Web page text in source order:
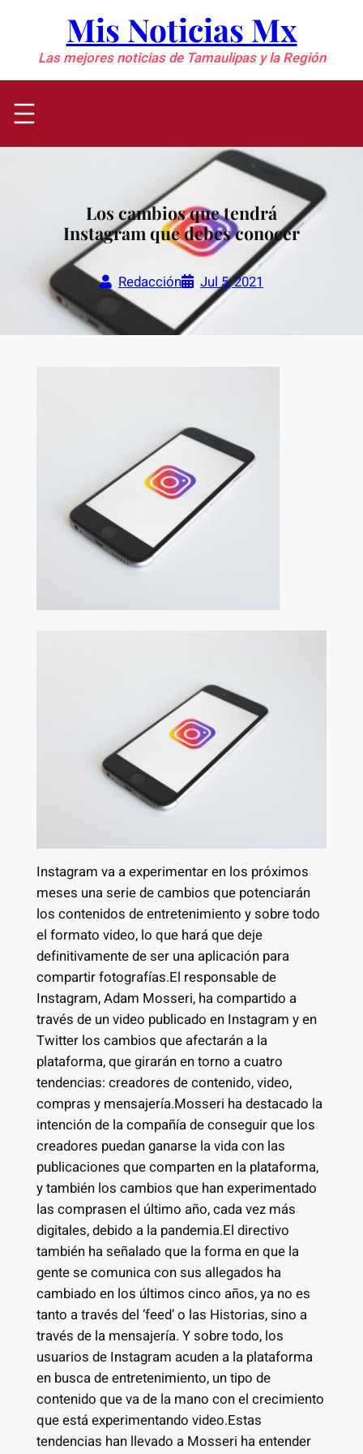
contenido
Mis Noticias Mx
Las mejores noticias de Tamaulipas y la Región
Los cambios que tendrá
Instagram que debes conocer
Redacción Jul 5, 2021
Instagram va a experimentar en los próximos
meses una serie de cambios que potenciarán
los contenidos de entretenimiento y sobre todo
el formato video, lo que hará que deje
definitivamente de ser una aplicación para
compartir fotografías.El responsable de
Instagram, Adam Mosseri, ha compartido a
través de un video publicado en Instagram y en
Twitter los cambios que afectarán a la
plataforma, que girarán en torno a cuatro
tendencias: creadores de contenido, video,
compras y mensajería.Mosseri ha destacado la
intención de la compañía de conseguir que los
creadores puedan ganarse la vida con las
publicaciones que comparten en la plataforma,
y también los cambios que han experimentado
las comprasen el último año, cada vez más
digitales, debido a la pandemia.El directivo
también ha señalado que la forma en que la
gente se comunica con sus allegados ha
cambiado en los últimos cinco años, ya no es
tanto a través del ‘feed’ o las Historias, sino a
través de la mensajería. Y sobre todo, los
usuarios de Instagram acuden a la plataforma
en busca de entretenimiento, un tipo de
contenido que va de la mano con el crecimiento
que está experimentando video.Estas
tendencias han llevado a Mosseri ha entender